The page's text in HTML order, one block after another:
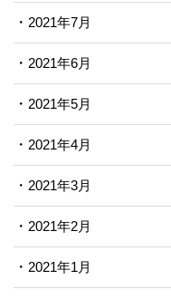
2021年7月
2021年6月
2021年5月
2021年4月
2021年3月
2021年2月
2021年1月